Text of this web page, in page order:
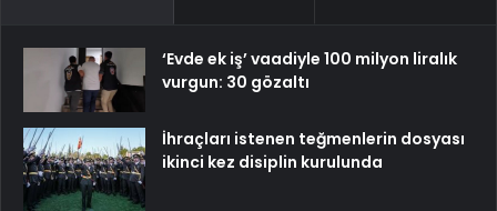
‘Evde ek iş’ vaadiyle 100 milyon liralık
vurgun: 30 gözaltı
İhraçları istenen teğmenlerin dosyası
ikinci kez disiplin kurulunda